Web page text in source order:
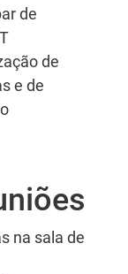
de
de
e de
na sala de